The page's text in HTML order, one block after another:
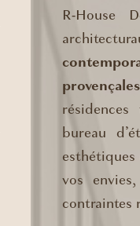
R-House
provençales
bureau
vos
contraintes